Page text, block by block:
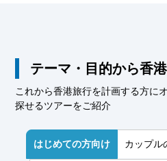
テーマ・目的から香
これから香港旅行を計画する方に
探せるツアーをご紹介
はじめての方向け カップル